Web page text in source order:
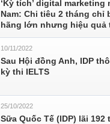
‘Kỳ tích’ digital marketing
Nam: Chi tiêu 2 tháng chỉ
hãng lớn nhưng hiệu quả
10/11/2022
Sau Hội đồng Anh, IDP
kỳ thi IELTS
25/10/2022
Sữa Quốc Tế (IDP) lãi